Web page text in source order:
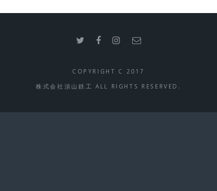
COPYRIGHT C 2017
株式会社須山鉄工 ALL RIGHTS RESERVED.